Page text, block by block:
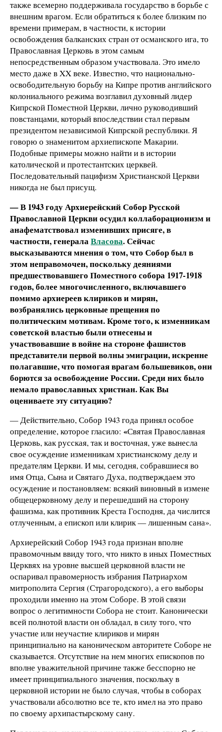
также всемерно поддерживала государство в борьбе с
внешним врагом. Если обратиться к более близким по
времени примерам, в частности, к истории
освобождения балканских стран от османского ига, то
Православная Церковь в этом самым
непосредственным образом участвовала. Это имело
место даже в XX веке. Известно, что национально-
освободительную борьбу на Кипре против английского
колониального режима возглавил духовный лидер
Кипрской Поместной Церкви, лично руководивший
повстанцами, который впоследствии стал первым
президентом независимой Кипрской республики. Я
говорю о знаменитом архиепископе Макарии.
Подобные примеры можно найти и в истории
католической и протестантских церквей.
Последовательный пацифизм Христианской Церкви
никогда не был присущ.
— В 1943 году Архиерейский Собор Русской
Православной Церкви осудил коллаборационизм и
анафематствовал изменивших присяге, в
частности, генералаВласова. Сейчас
высказываются мнения о том, что Собор был в
этом неправомочен, поскольку деяниями
предшествовавшего Поместного собора 1917-1918
годов, более многочисленного, включавшего
помимо архиереев клириков и мирян,
возбранялись церковные прещения по
политическим мотивам. Кроме того, к изменникам
советской властью были отнесены и
участвовавшие в войне на стороне фашистов
представители первой волны эмиграции, искренне
полагавшие, что помогая врагам большевиков, они
борются за освобождение России. Среди них было
немало православных христиан. Как Вы
оцениваете эту ситуацию?
— Действительно, Собор 1943 года принял особое
определение, которое гласило: «Святая Православная
Церковь, как русская, так и восточная, уже вынесла
свое осуждение изменникам христианскому делу и
предателям Церкви. И мы, сегодня, собравшиеся во
имя Отца, Сына и Святаго Духа, подтверждаем это
осуждение и постановляем: всякий виновный в измене
общецерковному делу и перешедший на сторону
фашизма, как противник Креста Господня, да числится
отлученным, а епископ или клирик — лишенным сана».
Архиерейский Собор 1943 года признан вполне
правомочным ввиду того, что никто в иных Поместных
Церквях на уровне высшей церковной власти не
оспаривал правомерность избрания Патриархом
митрополита Сергия (Страгородского), а его выборы
проходили именно на этом Соборе. В этой связи
вопрос о легитимности Собора не стоит. Канонически
всей полнотой власти он обладал, в силу того, что
участие или неучастие клириков и мирян
принципиально на каноническом авторитете Соборе не
сказывается. Отсутствие на нем многих епископов по
вполне уважительной причине также бесспорно не
имеет принципиального значения, поскольку в
церковной истории не было случая, чтобы в соборах
участвовали абсолютно все те, кто имел на это право
по своему архипастырскому сану.